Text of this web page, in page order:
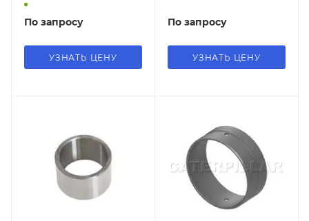
По запросу
УЗНАТЬ ЦЕНУ
По запросу
УЗНАТЬ ЦЕНУ